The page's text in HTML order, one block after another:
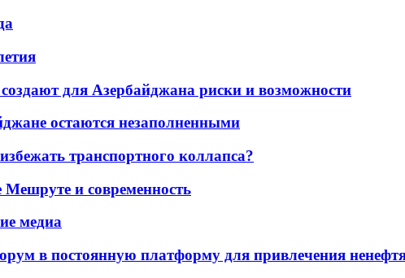
для Азербайджана риски и возможности
остаются незаполненными
транспортного коллапса?
Мешруте и современность
медиа
в постоянную платформу для привлечения